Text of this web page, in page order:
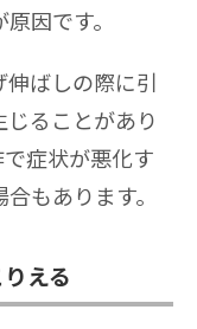
因です。
ばしの際に引
ることがあり
症状が悪化す
もあります。
える